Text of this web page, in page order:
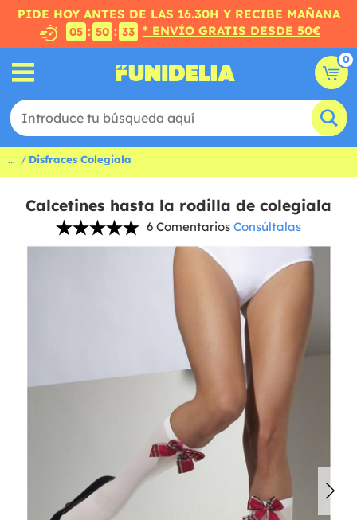
PIDE HOY ANTES DE LAS 16.30H Y RECIBE MAÑANA
05 : 50 : 33 * ENVÍO GRATIS DESDE 50€
0
... Disfraces Colegiala
Calcetines hasta la rodilla de colegiala
6 Comentarios Consúltalas